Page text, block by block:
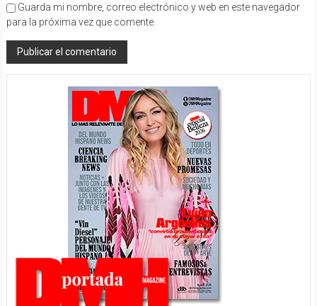
Guarda mi nombre, correo electrónico y web en este navegador
para la próxima vez que comente.